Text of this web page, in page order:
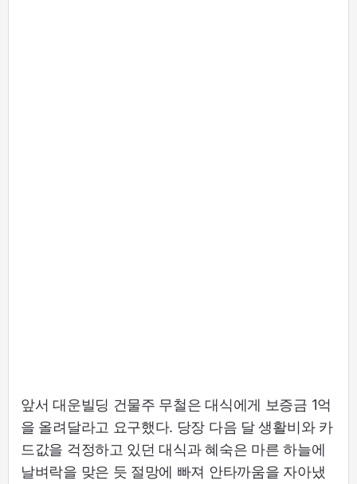
앞서 대운빌딩 건물주 무철은 대식에게 보증금 1억
을 올려달라고 요구했다. 당장 다음 달 생활비와 카
드값을 걱정하고 있던 대식과 혜숙은 마른 하늘에
날벼락을 맞은 듯 절망에 빠져 안타까움을 자아냈